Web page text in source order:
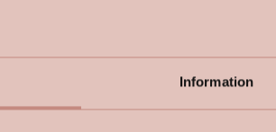
Information